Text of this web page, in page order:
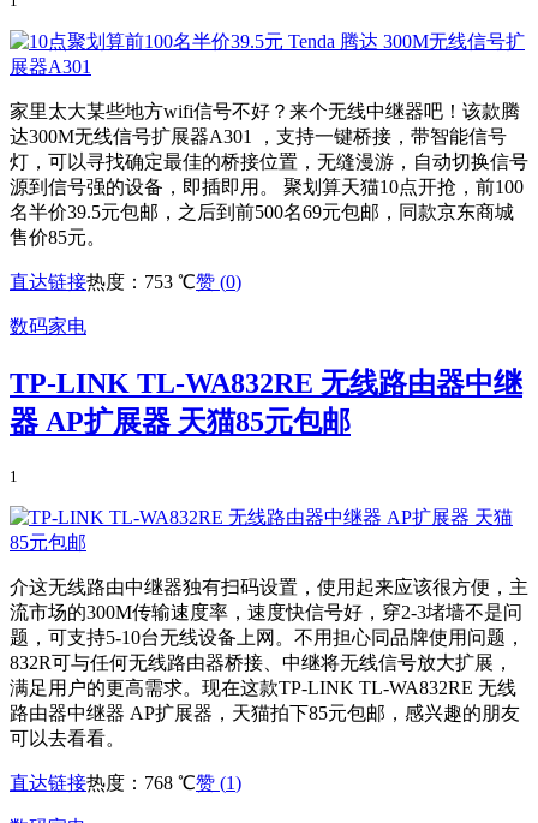
家里太大某些地方wifi信号不好？来个无线中继器吧！该款腾
达300M无线信号扩展器A301 ，支持一键桥接，带智能信号
灯，可以寻找确定最佳的桥接位置，无缝漫游，自动切换信号
源到信号强的设备，即插即用。 聚划算天猫10点开抢，前100
名半价39.5元包邮，之后到前500名69元包邮，同款京东商城
售价85元。
直达链接热度：753 ℃赞 (0)
数码家电
TP-LINK TL-WA832RE 无线路由器中继
器 AP扩展器 天猫85元包邮
1
介这无线路由中继器独有扫码设置，使用起来应该很方便，主
流市场的300M传输速度率，速度快信号好，穿2-3堵墙不是问
题，可支持5-10台无线设备上网。不用担心同品牌使用问题，
832R可与任何无线路由器桥接、中继将无线信号放大扩展，
满足用户的更高需求。现在这款TP-LINK TL-WA832RE 无线
路由器中继器 AP扩展器，天猫拍下85元包邮，感兴趣的朋友
可以去看看。
直达链接热度：768 ℃赞 (1)